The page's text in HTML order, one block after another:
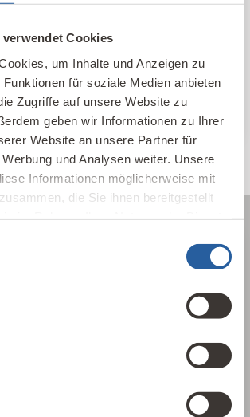
verwendet Cookies
um Inhalte und Anzeigen zu
für soziale Medien anbieten
Zugriffe auf unsere Website zu
geben wir Informationen zu Ihrer
Website an unsere Partner für
und Analysen weiter. Unsere
Informationen möglicherweise mit
die Sie ihnen bereitgestellt
Beratungsstellen und
beschäftigt sich mit der
Umwelt. Wie wirken sich Gebäude,
nachhaltige und